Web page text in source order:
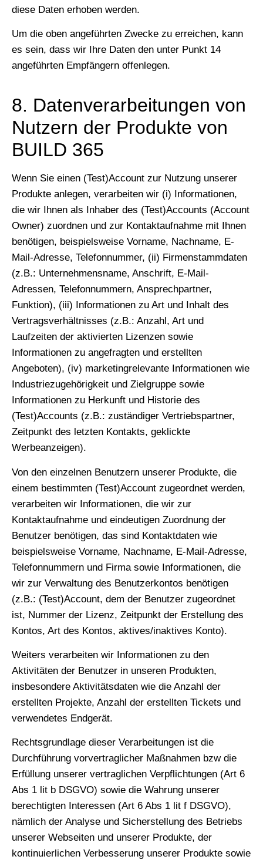
diese Daten erhoben werden.
Um die oben angeführten Zwecke zu erreichen, kann
es sein, dass wir Ihre Daten den unter Punkt 14
angeführten Empfängern offenlegen.
8. Datenverarbeitungen von
Nutzern der Produkte von
BUILD 365
Wenn Sie einen (Test)Account zur Nutzung unserer
Produkte anlegen, verarbeiten wir (i) Informationen,
die wir Ihnen als Inhaber des (Test)Accounts (Account
Owner) zuordnen und zur Kontaktaufnahme mit Ihnen
benötigen, beispielsweise Vorname, Nachname, E-
Mail-Adresse, Telefonnummer, (ii) Firmenstammdaten
(z.B.: Unternehmensname, Anschrift, E-Mail-
Adressen, Telefonnummern, Ansprechpartner,
Funktion), (iii) Informationen zu Art und Inhalt des
Vertragsverhältnisses (z.B.: Anzahl, Art und
Laufzeiten der aktivierten Lizenzen sowie
Informationen zu angefragten und erstellten
Angeboten), (iv) marketingrelevante Informationen wie
Industriezugehörigkeit und Zielgruppe sowie
Informationen zu Herkunft und Historie des
(Test)Accounts (z.B.: zuständiger Vertriebspartner,
Zeitpunkt des letzten Kontakts, geklickte
Werbeanzeigen).
Von den einzelnen Benutzern unserer Produkte, die
einem bestimmten (Test)Account zugeordnet werden,
verarbeiten wir Informationen, die wir zur
Kontaktaufnahme und eindeutigen Zuordnung der
Benutzer benötigen, das sind Kontaktdaten wie
beispielsweise Vorname, Nachname, E-Mail-Adresse,
Telefonnummern und Firma sowie Informationen, die
wir zur Verwaltung des Benutzerkontos benötigen
(z.B.: (Test)Account, dem der Benutzer zugeordnet
ist, Nummer der Lizenz, Zeitpunkt der Erstellung des
Kontos, Art des Kontos, aktives/inaktives Konto).
Weiters verarbeiten wir Informationen zu den
Aktivitäten der Benutzer in unseren Produkten,
insbesondere Aktivitätsdaten wie die Anzahl der
erstellten Projekte, Anzahl der erstellten Tickets und
verwendetes Endgerät.
Rechtsgrundlage dieser Verarbeitungen ist die
Durchführung vorvertraglicher Maßnahmen bzw die
Erfüllung unserer vertraglichen Verpflichtungen (Art 6
Abs 1 lit b DSGVO) sowie die Wahrung unserer
berechtigten Interessen (Art 6 Abs 1 lit f DSGVO),
nämlich der Analyse und Sicherstellung des Betriebs
unserer Webseiten und unserer Produkte, der
kontinuierlichen Verbesserung unserer Produkte sowie